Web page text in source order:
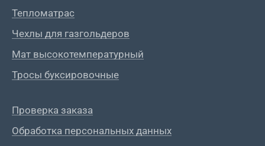
Тепломатрас
Чехлы для газгольдеров
Мат высокотемпературный
Тросы буксировочные
Проверка заказа
Обработка персональных данных